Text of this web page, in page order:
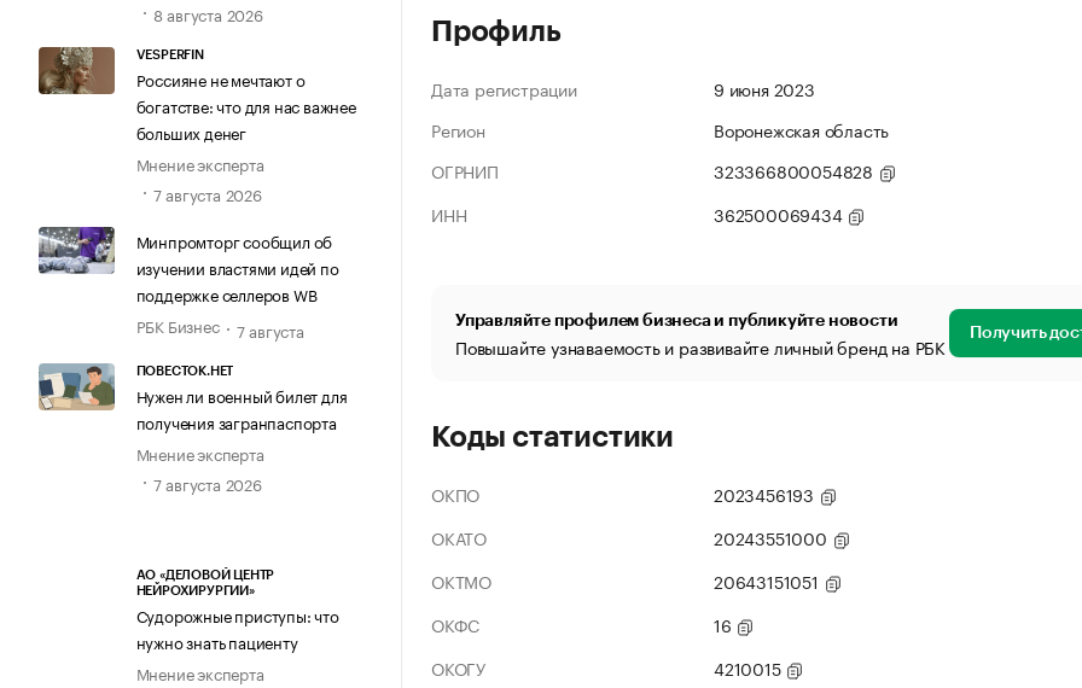
8 августа 2026
VESPERFIN
Россияне не мечтают о
богатстве: что для нас важнее
больших денег
Мнение эксперта
7 августа 2026
Минпромторг сообщил об
изучении властями идей по
поддержке селлеров WB
РБК Бизнес
7 августа
ПОВЕСТОК.НЕТ
Нужен ли военный билет для
получения загранпаспорта
Мнение эксперта
7 августа 2026
АО «ДЕЛОВОЙ ЦЕНТР
НЕЙРОХИРУРГИИ»
Судорожные приступы: что
нужно знать пациенту
Мнение эксперта
Профиль
Дата регистрации
9 июня 2023
Регион
Воронежская область
ОГРНИП
323366800054828
ИНН
362500069434
Управляйте профилем бизнеса и публикуйте новости
Повышайте узнаваемость и развивайте личный бренд на РБК Получить
Коды статистики
ОКПО
2023456193
ОКАТО
20243551000
ОКТМО
20643151051
ОКФС
16
ОКОГУ
4210015